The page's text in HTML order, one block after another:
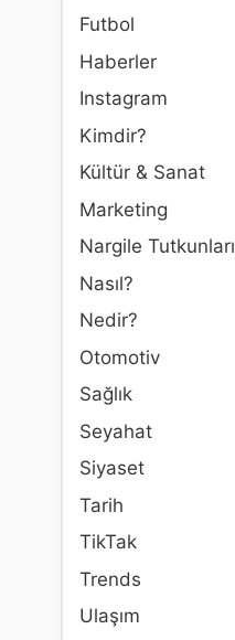
Futbol
Haberler
Instagram
Kimdir?
Kültür & Sanat
Marketing
Nargile Tutkunları
Nasıl?
Nedir?
Otomotiv
Sağlık
Seyahat
Siyaset
Tarih
TikTak
Trends
Ulaşım